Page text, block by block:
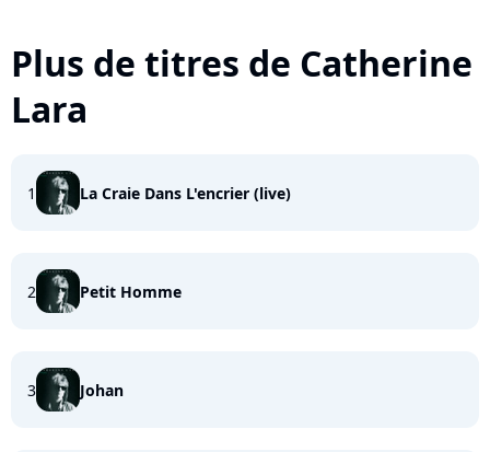
Plus de titres de Catherine
Lara
1 La Craie Dans L'encrier (live)
2 Petit Homme
3 Johan